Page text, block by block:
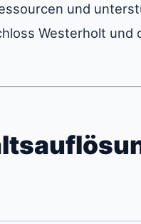
und
Westerholt und